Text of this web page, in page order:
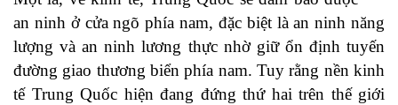
an ninh ở cửa ngõ phía nam, đặc biệt là an ninh năng
lượng và an ninh lương thực nhờ giữ ổn định tuyến
đường giao thương biển phía nam. Tuy rằng nền kinh
tế Trung Quốc hiện đang đứng thứ hai trên thế giới